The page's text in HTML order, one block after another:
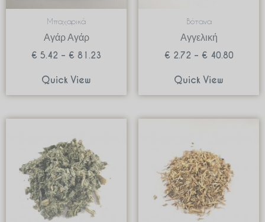
Μπαχαρικά
Αγάρ Αγάρ
€ 5.42 – € 81.23
Quick View
Βότανα
Αγγελική
€ 2.72 – € 40.80
Quick View
€ 29.90